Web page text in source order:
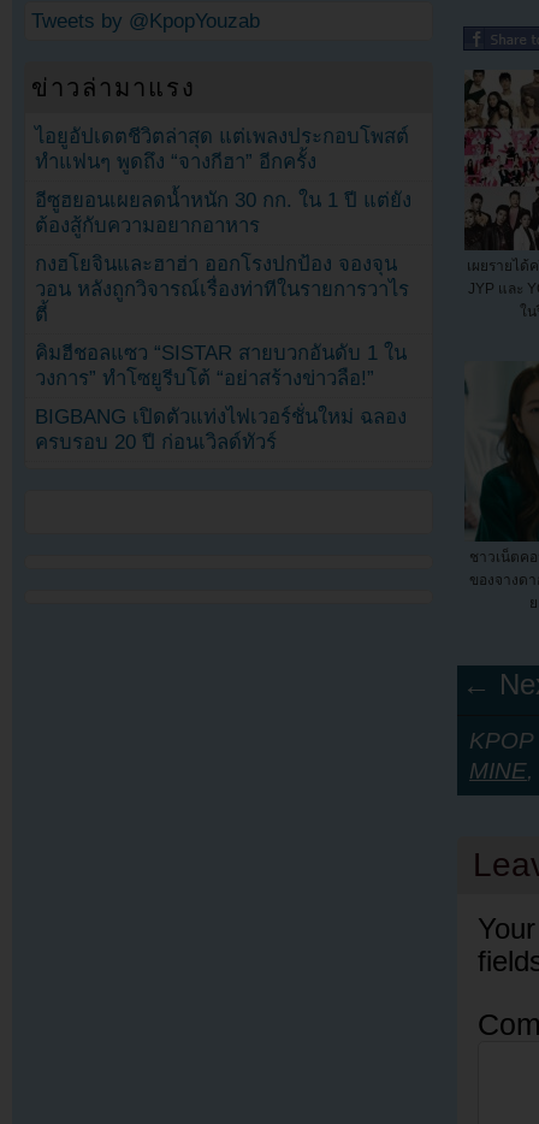
เผยรายได้
JYP และ
ใ
ชาวเน็ตค
ของจางด
←
MINE,
Tweets by @KpopYouzab
ข่าวล่ามาแรง
ไอยูอัปเดตชีวิตล่าสุด แต่เพลงประกอบโพสต์
ทำแฟนๆ พูดถึง “จางกีฮา” อีกครั้ง
อีซูฮยอนเผยลดน้ำหนัก 30 กก. ใน 1 ปี แต่ยัง
ต้องสู้กับความอยากอาหาร
กงฮโยจินและฮาฮ่า ออกโรงปกป้อง จองจุน
วอน หลังถูกวิจารณ์เรื่องท่าทีในรายการวาไร
ตี้
คิมฮีชอลแซว “SISTAR สายบวกอันดับ 1 ใน
วงการ” ทำโซยูรีบโต้ “อย่าสร้างข่าวลือ!”
BIGBANG เปิดตัวแท่งไฟเวอร์ชั่นใหม่ ฉลอง
ครบรอบ 20 ปี ก่อนเวิลด์ทัวร์